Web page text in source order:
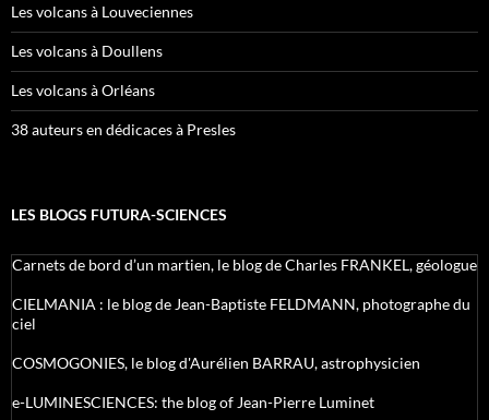
Les volcans à Louveciennes
Les volcans à Doullens
Les volcans à Orléans
38 auteurs en dédicaces à Presles
LES BLOGS FUTURA-SCIENCES
Carnets de bord d’un martien, le blog de Charles FRANKEL, géologue
CIELMANIA : le blog de Jean-Baptiste FELDMANN, photographe du
ciel
COSMOGONIES, le blog d'Aurélien BARRAU, astrophysicien
e-LUMINESCIENCES: the blog of Jean-Pierre Luminet